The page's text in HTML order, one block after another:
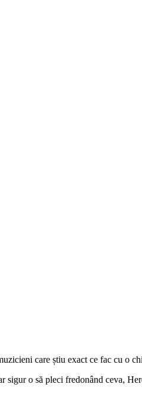
care știu exact ce fac cu o
o să pleci fredonând ceva,